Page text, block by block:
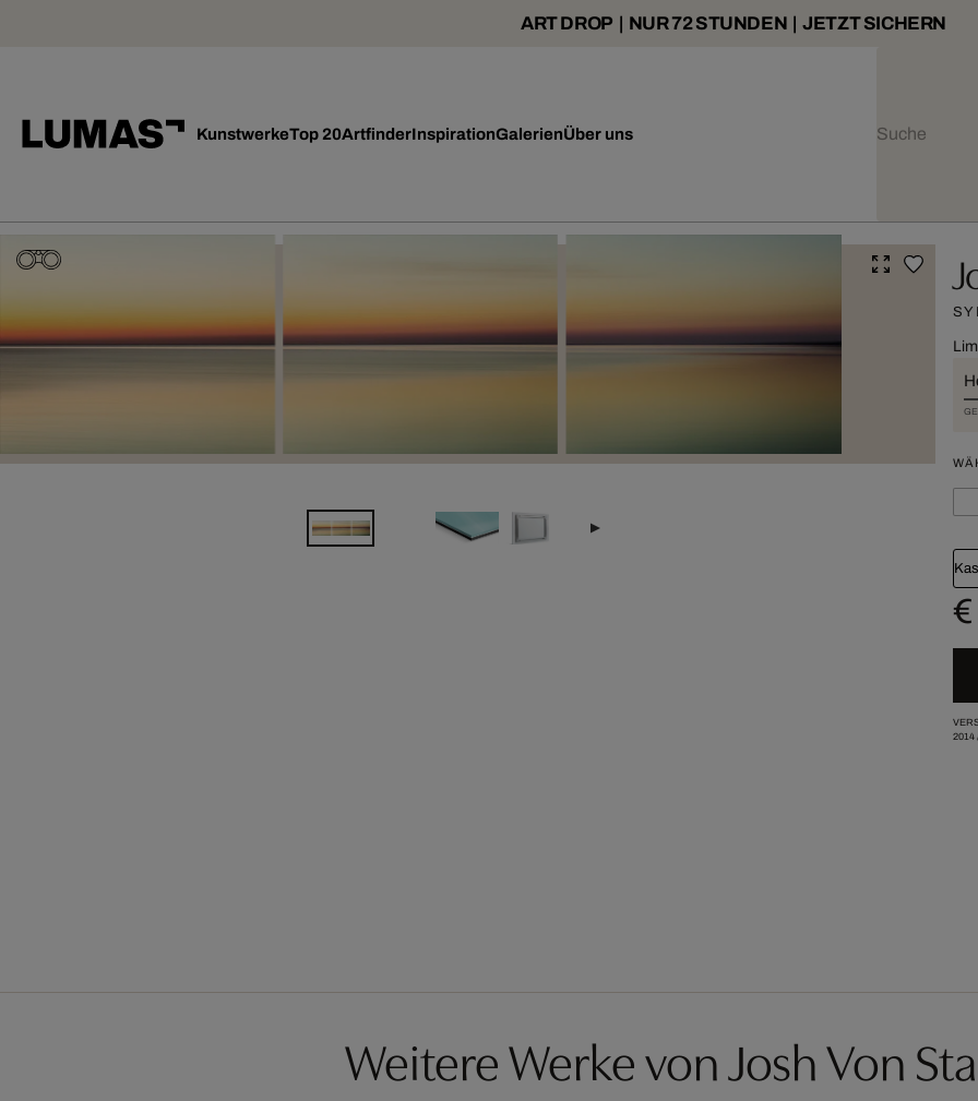
ART DROP | NUR 72 STUNDEN | JETZT SICHERN
KunstwerkeTop 20ArtfinderInspirationGalerienÜber uns
2014
Weitere Werke von Josh Von